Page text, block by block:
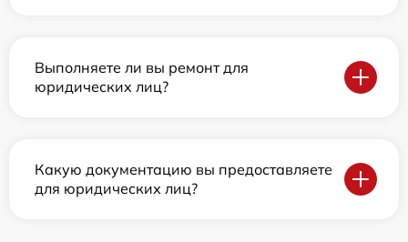
Выполняете ли вы ремонт для
юридических лиц?
Какую документацию вы предоставляете
для юридических лиц?